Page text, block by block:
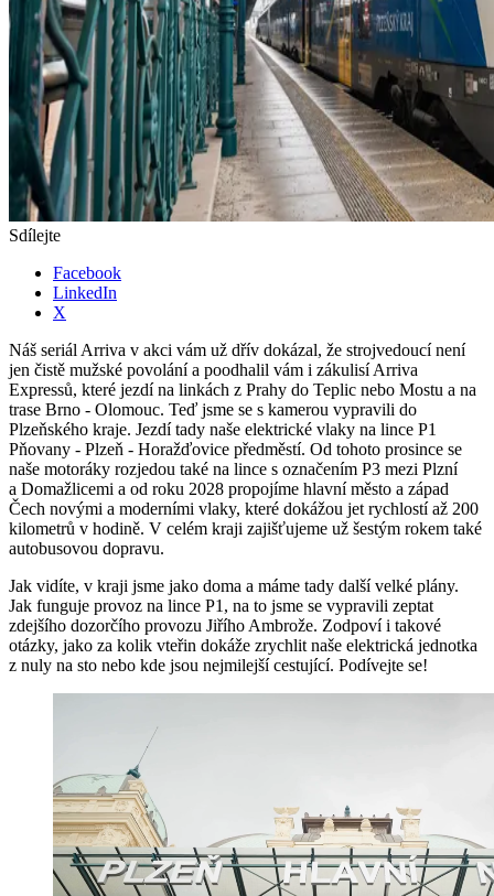
Sdílejte
Facebook
LinkedIn
X
Náš seriál Arriva v akci vám už dřív dokázal, že strojvedoucí není
jen čistě mužské povolání a poodhalil vám i zákulisí Arriva
Expressů, které jezdí na linkách z Prahy do Teplic nebo Mostu a na
trase Brno - Olomouc. Teď jsme se s kamerou vypravili do
Plzeňského kraje. Jezdí tady naše elektrické vlaky na lince P1
Pňovany - Plzeň - Horažďovice předměstí. Od tohoto prosince se
naše motoráky rozjedou také na lince s označením P3 mezi Plzní
a Domažlicemi a od roku 2028 propojíme hlavní město a západ
Čech novými a moderními vlaky, které dokážou jet rychlostí až 200
kilometrů v hodině. V celém kraji zajišťujeme už šestým rokem také
autobusovou dopravu.
Jak vidíte, v kraji jsme jako doma a máme tady další velké plány.
Jak funguje provoz na lince P1, na to jsme se vypravili zeptat
zdejšího dozorčího provozu Jiřího Ambrože. Zodpoví i takové
otázky, jako za kolik vteřin dokáže zrychlit naše elektrická jednotka
z nuly na sto nebo kde jsou nejmilejší cestující. Podívejte se!